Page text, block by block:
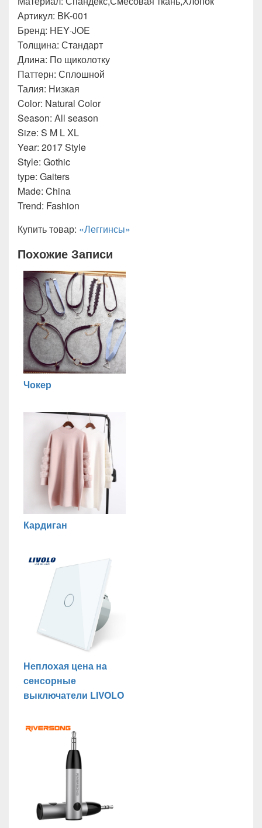
Артикул: BK-001
Бренд: HEY·JOE
Толщина: Стандарт
Длина: По щиколотку
Паттерн: Сплошной
Талия: Низкая
Color: Natural Color
Season: All season
Size: S M L XL
Year: 2017 Style
Style: Gothic
type: Gaiters
Made: China
Trend: Fashion
Купить товар: «Леггинсы»
Похожие Записи
Чокер
Кардиган
Неплохая цена на
сенсорные
выключатели LIVOLO